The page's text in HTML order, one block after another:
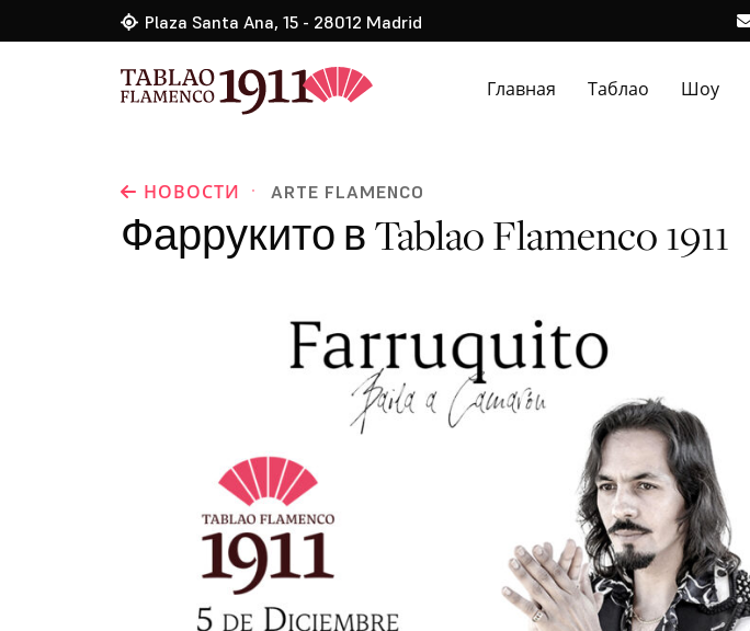
Plaza Santa Ana, 15 - 28012 Madrid
Главная Таблао Шоу
НОВОСТИ · ARTE FLAMENCO
Фаррукито в Tablao Flamenco 1911